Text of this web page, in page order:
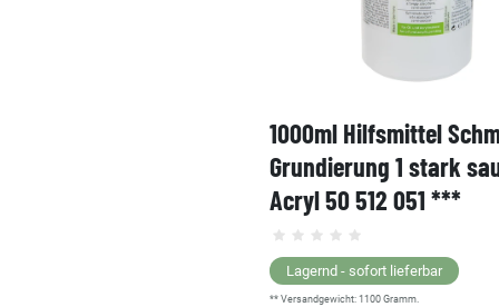
1000ml Hilfsmittel
Grundierung 1 stark
Acryl 50 512 051 ***
Lagernd - sofort lieferbar
** Versandgewicht: 1100 Gramm.